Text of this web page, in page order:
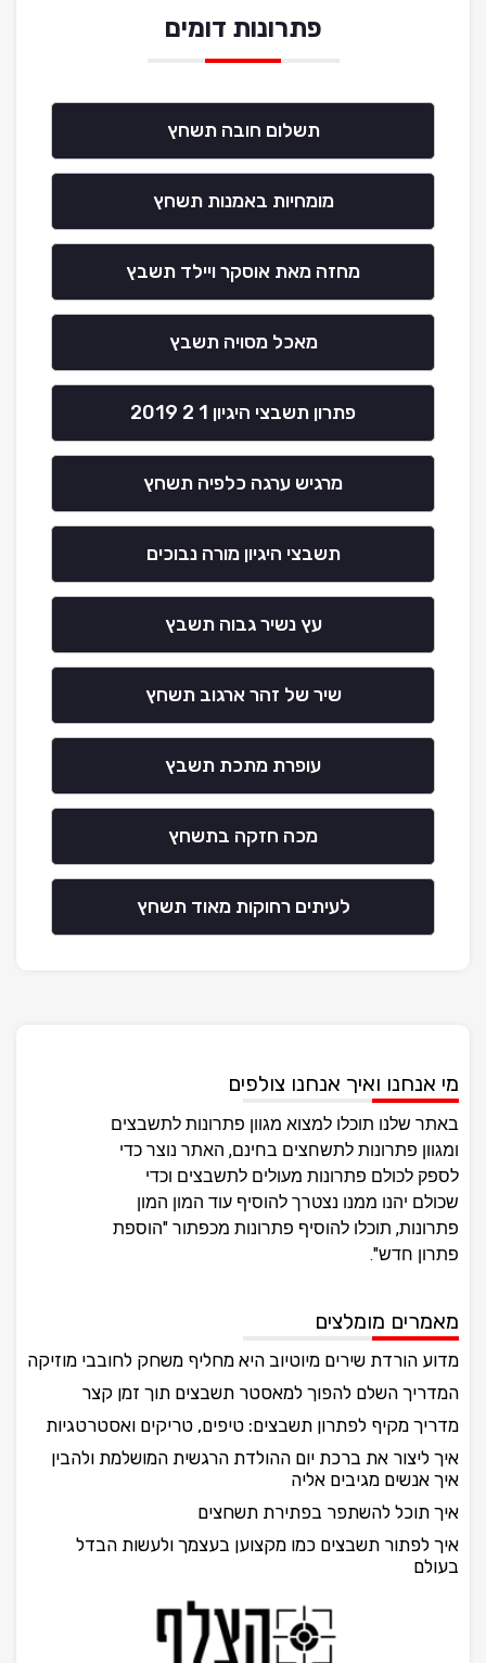
פתרונות דומים
תשלום חובה תשחץ
מומחיות באמנות תשחץ
מחזה מאת אוסקר ויילד תשבץ
מאכל מסויה תשבץ
פתרון תשבצי היגיון 1 2 2019
מרגיש ערגה כלפיה תשחץ
תשבצי היגיון מורה נבוכים
עץ נשיר גבוה תשבץ
שיר של זהר ארגוב תשחץ
עופרת מתכת תשבץ
מכה חזקה בתשחץ
לעיתים רחוקות מאוד תשחץ
מי אנחנו ואיך אנחנו צולפים
באתר שלנו תוכלו למצוא מגוון פתרונות לתשבצים
ומגוון פתרונות לתשחצים בחינם, האתר נוצר כדי
לספק לכולם פתרונות מעולים לתשבצים וכדי
שכולם יהנו ממנו נצטרך להוסיף עוד המון המון
פתרונות, תוכלו להוסיף פתרונות מכפתור "הוספת
פתרון חדש".
מאמרים מומלצים
מדוע הורדת שירים מיוטיוב היא מחליף משחק לחובבי מוזיקה
המדריך השלם להפוך למאסטר תשבצים תוך זמן קצר
מדריך מקיף לפתרון תשבצים: טיפים, טריקים ואסטרטגיות
איך ליצור את ברכת יום ההולדת הרגשית המושלמת ולהבין
איך אנשים מגיבים אליה
איך תוכל להשתפר בפתירת תשחצים
איך לפתור תשבצים כמו מקצוען בעצמך ולעשות הבדל
בעולם